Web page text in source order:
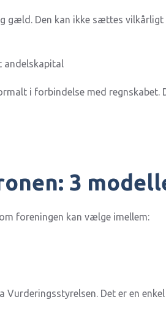
gæld. Den kan ikke sættes
andelskapital
i forbindelse med
3
foreningen kan vælge imellem:
Det er en